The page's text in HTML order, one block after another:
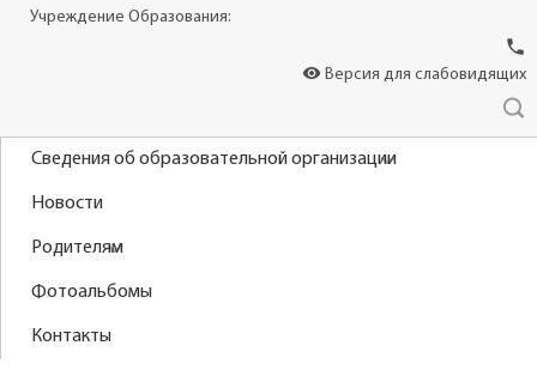
Учреждение Образования:
phone
visibility Версия для слабовидящих
Сведения об образовательной организации
Новости
Родителям
Фотоальбомы
Контакты